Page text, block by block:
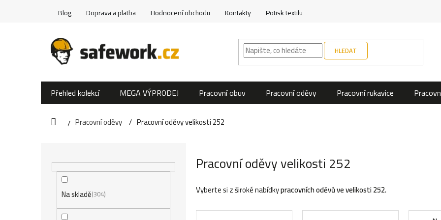
Blog Doprava a platba Hodnocení obchodu Kontakty Potisk textilu
HLEDAT
Přehled kolekcí MEGA VÝPRODEJ Pracovní obuv Pracovní oděvy Pracovní rukavice
DomůPracovní oděvy Pracovní oděvy velikosti 252
Na skladě 304
Pracovní oděvy velikosti 252
Vyberte si z široké nabídkypracovních oděvů ve velikosti 252.